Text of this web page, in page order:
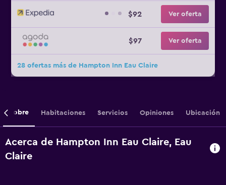
$92 Ver oferta
$97 Ver oferta
28 ofertas más de Hampton Inn Eau Claire
Sobre Habitaciones Servicios Opiniones Ubicación
Acerca de Hampton Inn Eau Claire, Eau
Claire